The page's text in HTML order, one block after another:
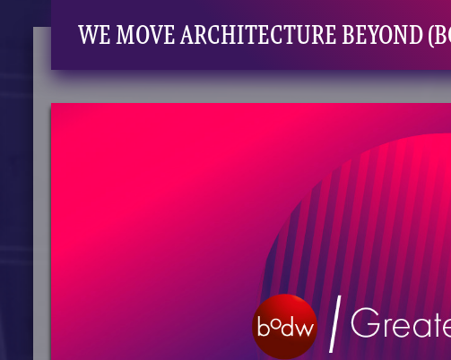
WE MOVE ARCHITECTURE BEYOND